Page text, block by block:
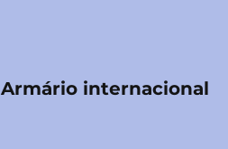
Armário internacional